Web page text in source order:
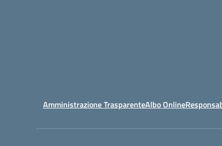
Amministrazione TrasparenteAlbo Online